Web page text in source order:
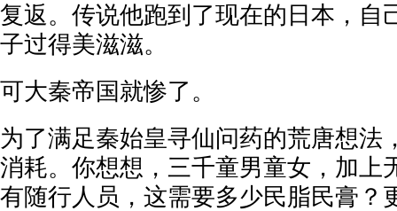
复返。传说他跑到了现在的日本，自
子过得美滋滋。
可大秦帝国就惨了。
为了满足秦始皇寻仙问药的荒唐想法
消耗。你想想，三千童男童女，加上
有随行人员，这需要多少民脂民膏？